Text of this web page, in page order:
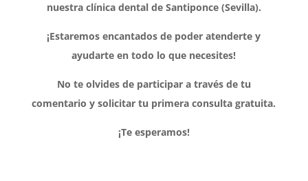
nuestra clínica dental de Santiponce (Sevilla).
¡Estaremos encantados de poder atenderte y
ayudarte en todo lo que necesites!
No te olvides de participar a través de tu
comentario y solicitar tu primera consulta gratuita.
¡Te esperamos!